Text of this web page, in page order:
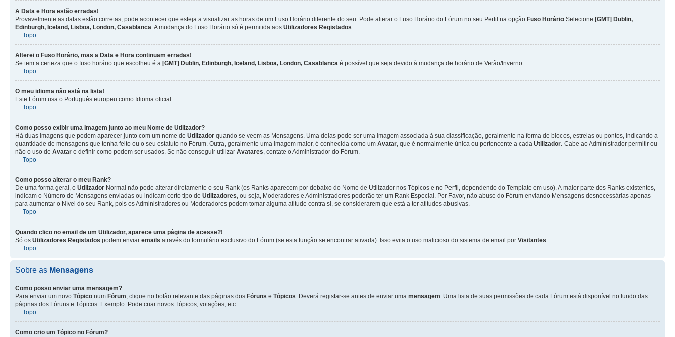
A Data e Hora estão erradas!
Provavelmente as datas estão corretas, pode acontecer que esteja a visualizar as horas de um Fuso Horário diferente do seu. Pode alterar o Fuso Horário do Fórum no seu Perfil na opção Fuso Horário Selecione [GMT] Dublin,
Edinburgh, Iceland, Lisboa, London, Casablanca. A mudança do Fuso Horário só é permitida aos Utilizadores Registados.
Topo
Alterei o Fuso Horário, mas a Data e Hora continuam erradas!
Se tem a certeza que o fuso horário que escolheu é a [GMT] Dublin, Edinburgh, Iceland, Lisboa, London, Casablanca é possível que seja devido à mudança de horário de Verão/Inverno.
Topo
O meu idioma não está na lista!
Este Fórum usa o Português europeu como Idioma oficial.
Topo
Como posso exibir uma Imagem junto ao meu Nome de Utilizador?
Há duas imagens que podem aparecer junto com um nome de Utilizador quando se veem as Mensagens. Uma delas pode ser uma imagem associada à sua classificação, geralmente na forma de blocos, estrelas ou pontos, indicando a
quantidade de mensagens que tenha feito ou o seu estatuto no Fórum. Outra, geralmente uma imagem maior, é conhecida como um Avatar, que é normalmente única ou pertencente a cada Utilizador. Cabe ao Administrador permitir ou
não o uso de Avatar e definir como podem ser usados. Se não conseguir utilizar Avatares, contate o Administrador do Fórum.
Topo
Como posso alterar o meu Rank?
De uma forma geral, o Utilizador Normal não pode alterar diretamente o seu Rank (os Ranks aparecem por debaixo do Nome de Utilizador nos Tópicos e no Perfil, dependendo do Template em uso). A maior parte dos Ranks existentes,
indicam o Número de Mensagens enviadas ou indicam certo tipo de Utilizadores, ou seja, Moderadores e Administradores poderão ter um Rank Especial. Por Favor, não abuse do Fórum enviando Mensagens desnecessárias apenas
para aumentar o Nível do seu Rank, pois os Administradores ou Moderadores podem tomar alguma atitude contra si, se considerarem que está a ter atitudes abusivas.
Topo
Quando clico no email de um Utilizador, aparece uma página de acesse?!
Só os Utilizadores Registados podem enviar emails através do formulário exclusivo do Fórum (se esta função se encontrar ativada). Isso evita o uso malicioso do sistema de email por Visitantes.
Topo
Sobre as Mensagens
Como posso enviar uma mensagem?
Para enviar um novo Tópico num Fórum, clique no botão relevante das páginas dos Fóruns e Tópicos. Deverá registar-se antes de enviar uma mensagem. Uma lista de suas permissões de cada Fórum está disponível no fundo das
páginas dos Fóruns e Tópicos. Exemplo: Pode criar novos Tópicos, votações, etc.
Topo
Como crio um Tópico no Fórum?